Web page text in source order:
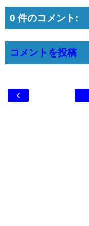
0 件のコメント:
コメントを投稿
‹